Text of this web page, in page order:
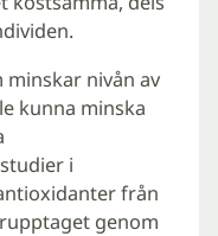
minskar nivån av
kunna minska
i
från
genom